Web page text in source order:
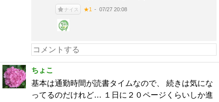
ナイス ★1 07/27 20:08
ちょこ
基本は通勤時間が読書タイムなので、 続きは気にな
ってるのだけれど… １日に２０ページくらいしか進